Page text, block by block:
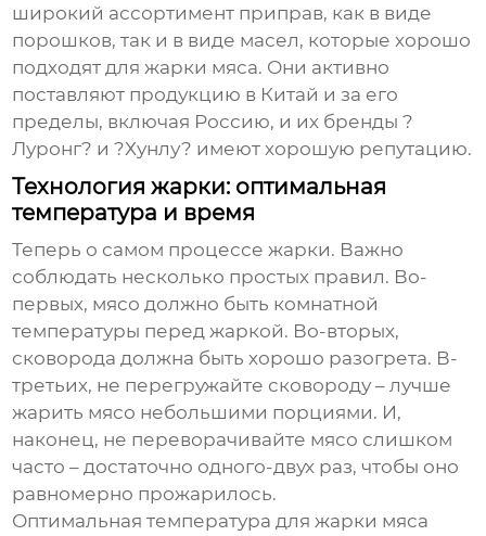
широкий ассортимент приправ, как в виде
порошков, так и в виде масел, которые хорошо
подходят для жарки мяса. Они активно
поставляют продукцию в Китай и за его
пределы, включая Россию, и их бренды ?
Луронг? и ?Хунлу? имеют хорошую репутацию.
Технология жарки: оптимальная
температура и время
Теперь о самом процессе жарки. Важно
соблюдать несколько простых правил. Во-
первых, мясо должно быть комнатной
температуры перед жаркой. Во-вторых,
сковорода должна быть хорошо разогрета. В-
третьих, не перегружайте сковороду – лучше
жарить мясо небольшими порциями. И,
наконец, не переворачивайте мясо слишком
часто – достаточно одного-двух раз, чтобы оно
равномерно прожарилось.
Оптимальная температура для жарки мяса